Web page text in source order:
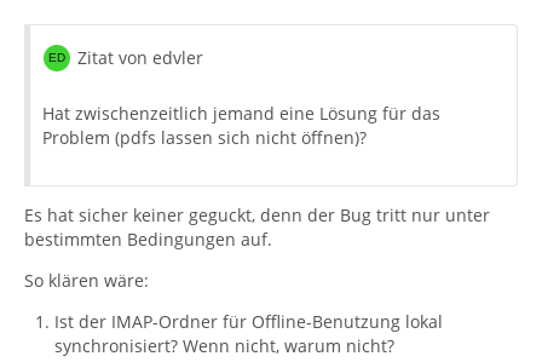
Zitat von edvler
Hat zwischenzeitlich jemand eine Lösung für das
Problem (pdfs lassen sich nicht öffnen)?
Es hat sicher keiner geguckt, denn der Bug tritt nur unter
bestimmten Bedingungen auf.
So klären wäre:
Ist der IMAP-Ordner für Offline-Benutzung lokal
synchronisiert? Wenn nicht, warum nicht?